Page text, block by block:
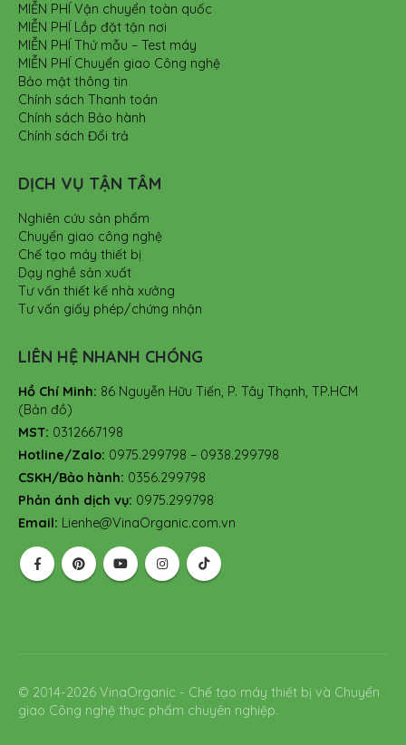
MIỄN PHÍ Vận chuyển toàn quốc
MIỄN PHÍ Lắp đặt tận nơi
MIỄN PHÍ Thử mẫu – Test máy
MIỄN PHÍ Chuyển giao Công nghệ
Bảo mật thông tin
Chính sách Thanh toán
Chính sách Bảo hành
Chính sách Đổi trả
DỊCH VỤ TẬN TÂM
Nghiên cứu sản phẩm
Chuyển giao công nghệ
Chế tạo máy thiết bị
Dạy nghề sản xuất
Tư vấn thiết kế nhà xưởng
Tư vấn giấy phép/chứng nhận
LIÊN HỆ NHANH CHÓNG
Hồ Chí Minh: 86 Nguyễn Hữu Tiến, P. Tây Thạnh, TP.HCM
(Bản đồ)
MST: 0312667198
Hotline/Zalo: 0975.299798 – 0938.299798
CSKH/Bảo hành: 0356.299798
Phản ánh dịch vụ: 0975.299798
Email: Lienhe@VinaOrganic.com.vn
© 2014-2026 VinaOrganic - Chế tạo máy thiết bị và Chuyển
giao Công nghệ thực phẩm chuyên nghiệp.